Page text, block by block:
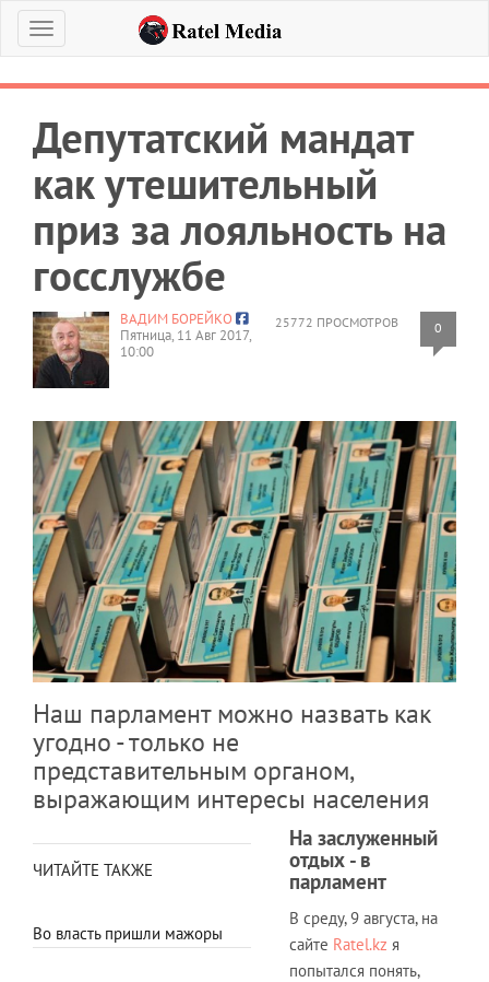
Меню
Депутатский мандат
как утешительный
приз за лояльность на
госслужбе
25772 ПРОСМОТРОВ 0
ВАДИМ БОРЕЙКО
Пятница, 11 Авг 2017,
10:00
Наш парламент можно назвать как
угодно - только не
представительным органом,
выражающим интересы населения
ЧИТАЙТЕ ТАКЖЕ
Во власть пришли мажоры
На заслуженный
отдых - в
парламент
В среду, 9 августа, на
сайте Ratel.kz я
попытался понять,